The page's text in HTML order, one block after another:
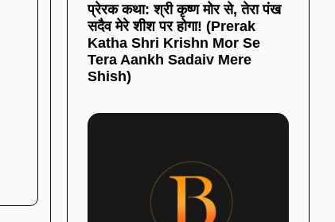
प्रेरक कथा: श्री कृष्ण मोर से, तेरा पंख
सदैव मेरे शीश पर होगा! (Prerak
Katha Shri Krishn Mor Se
Tera Aankh Sadaiv Mere
Shish)